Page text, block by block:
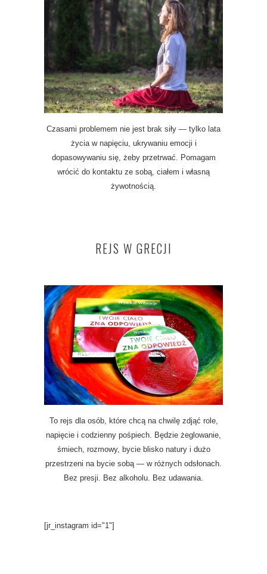
Czasami problemem nie jest brak siły — tylko lata
życia w napięciu, ukrywaniu emocji i
dopasowywaniu się, żeby przetrwać. Pomagam
wrócić do kontaktu ze sobą, ciałem i własną
żywotnością.
REJS W GRECJI
To rejs dla osób, które chcą na chwilę zdjąć role,
napięcie i codzienny pośpiech. Będzie żeglowanie,
śmiech, rozmowy, bycie blisko natury i dużo
przestrzeni na bycie sobą — w różnych odsłonach.
Bez presji. Bez alkoholu. Bez udawania.
[jr_instagram id="1"]